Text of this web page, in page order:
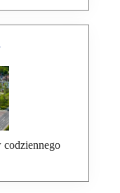
codziennego